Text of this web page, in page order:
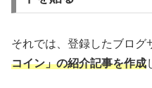
それでは、登録したブログ
コイン」の紹介記事を作成